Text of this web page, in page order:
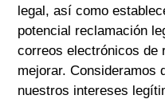
legal, así como
potencial reclamación
correos electrónicos de
mejorar. Consideramos
nuestros intereses